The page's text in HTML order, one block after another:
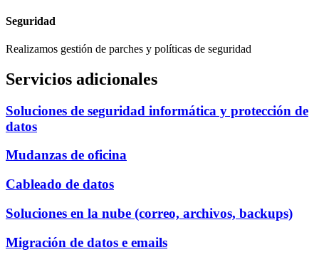
Seguridad
Realizamos gestión de parches y políticas de seguridad​
Servicios adicionales
Soluciones de seguridad informática y protección de
datos​
Mudanzas de oficina​
Cableado de datos
Soluciones en la nube (correo, archivos, backups)
Migración de datos e emails​